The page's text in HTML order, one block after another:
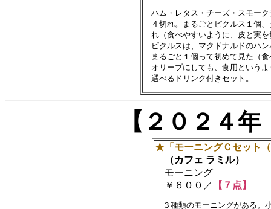
ハム・レタス・チーズ・スモー
４切れ。まるごとピクルス１個
れ（食べやすいように、皮と実を
ピクルスは、マクドナルドのハ
まるごと１個って初めて見た（
オリーブにしても、食用という
【２０２４
★「モーニングＣセット
（カフェ ラミル）
モーニング
￥６００／
【７点】
３種類のモーニングがある。